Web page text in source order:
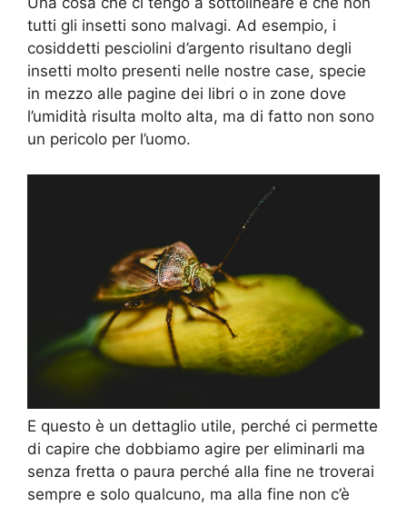
tutti gli insetti sono malvagi. Ad esempio, i
cosiddetti pesciolini d’argento risultano degli
insetti molto presenti nelle nostre case, specie
in mezzo alle pagine dei libri o in zone dove
l’umidità risulta molto alta, ma di fatto non sono
un pericolo per l’uomo.
E questo è un dettaglio utile, perché ci permette
di capire che dobbiamo agire per eliminarli ma
senza fretta o paura perché alla fine ne troverai
sempre e solo qualcuno, ma alla fine non c’è